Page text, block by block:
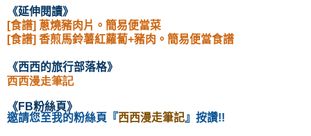
《延伸閱讀》
[食譜] 蔥燒豬肉片。簡易便當菜
[食譜] 香煎馬鈴薯紅蘿蔔+豬肉。簡易便當食譜
《西西的旅行部落格》
西西漫走筆記
《FB粉絲頁》
邀請您至我的粉絲頁
『西西漫走筆記』按讚!!